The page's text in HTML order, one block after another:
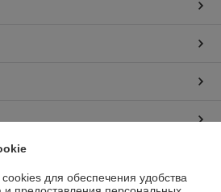
для обеспечения удобства